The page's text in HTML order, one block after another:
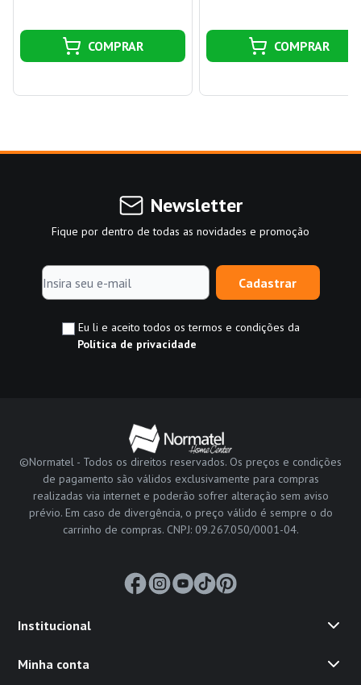
COMPRAR COMPRAR
Newsletter
Fique por dentro de todas as novidades e promoção
Cadastrar
Eu li e aceito todos os termos e condições da
Política de privacidade
©Normatel - Todos os direitos reservados. Os preços e condições
de pagamento são válidos exclusivamente para compras
realizadas via internet e poderão sofrer alteração sem aviso
prévio. Em caso de divergência, o preço válido é sempre o do
carrinho de compras. CNPJ: 09.267.050/0001-04.
Institucional
Minha conta